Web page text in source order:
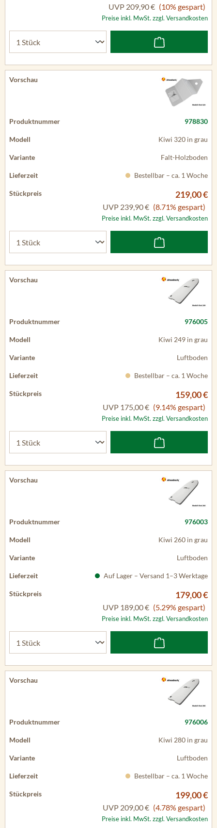
UVP 209,90 € (10% gespart)
Preise inkl. MwSt. zzgl. Versandkosten
978830
Kiwi 320 in grau
Falt-Holzboden
Bestellbar – ca. 1 Woche
219,00 €
UVP 239,90 € (8.71% gespart)
Preise inkl. MwSt. zzgl. Versandkosten
976005
Kiwi 249 in grau
Luftboden
Bestellbar – ca. 1 Woche
159,00 €
UVP 175,00 € (9.14% gespart)
Preise inkl. MwSt. zzgl. Versandkosten
976003
Kiwi 260 in grau
Luftboden
Auf Lager – Versand 1–3 Werktage
179,00 €
UVP 189,00 € (5.29% gespart)
Preise inkl. MwSt. zzgl. Versandkosten
976006
Kiwi 280 in grau
Luftboden
Bestellbar – ca. 1 Woche
199,00 €
UVP 209,00 € (4.78% gespart)
Preise inkl. MwSt. zzgl. Versandkosten